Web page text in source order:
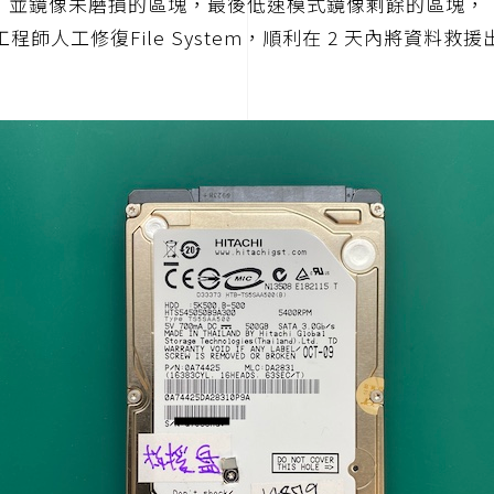
程師人工修復File System，順利在 2 天內將資料救援